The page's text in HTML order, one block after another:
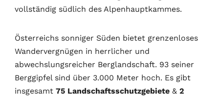
vollständig südlich des Alpenhauptkammes.
Österreichs sonniger Süden bietet grenzenloses
Wandervergnügen in herrlicher und
abwechslungsreicher Berglandschaft. 93 seiner
Berggipfel sind über 3.000 Meter hoch. Es gibt
insgesamt 75 Landschaftsschutzgebiete & 2